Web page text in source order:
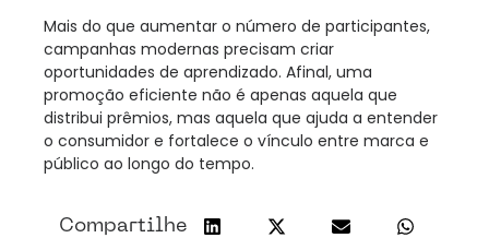
Mais do que aumentar o número de participantes,
campanhas modernas precisam criar
oportunidades de aprendizado. Afinal, uma
promoção eficiente não é apenas aquela que
distribui prêmios, mas aquela que ajuda a entender
o consumidor e fortalece o vínculo entre marca e
público ao longo do tempo.
Compartilhe